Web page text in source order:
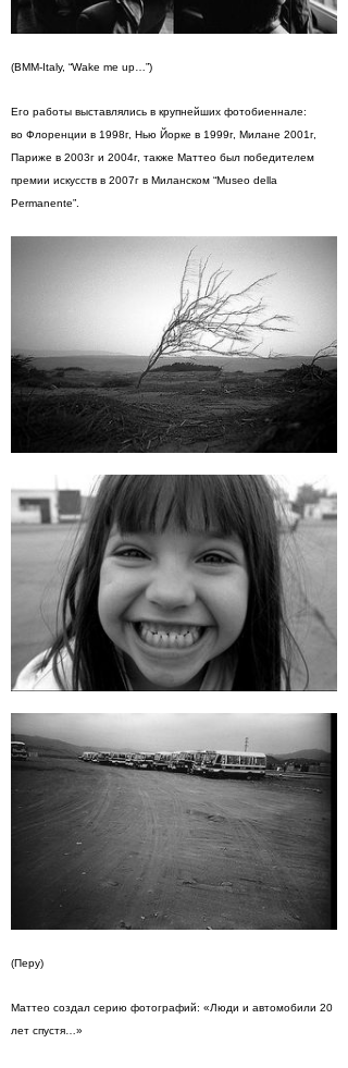
(BMM-Italy, “Wake me up…”)
Его работы выставлялись в крупнейших фотобиеннале:
во Флоренции в 1998г, Нью Йорке в 1999г, Милане 2001г,
Париже в 2003г и 2004г, также Маттео был победителем
премии искусств в 2007г в Миланском “Museo della
Permanente”.
(Перу)
Маттео создал серию фотографий: «Люди и автомобили 20
лет спустя…»